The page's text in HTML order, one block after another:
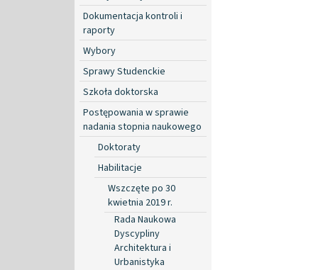
Dokumentacja kontroli i
raporty
Wybory
Sprawy Studenckie
Szkoła doktorska
Postępowania w sprawie
nadania stopnia naukowego
Doktoraty
Habilitacje
Wszczęte po 30
kwietnia 2019 r.
Rada Naukowa
Dyscypliny
Architektura i
Urbanistyka